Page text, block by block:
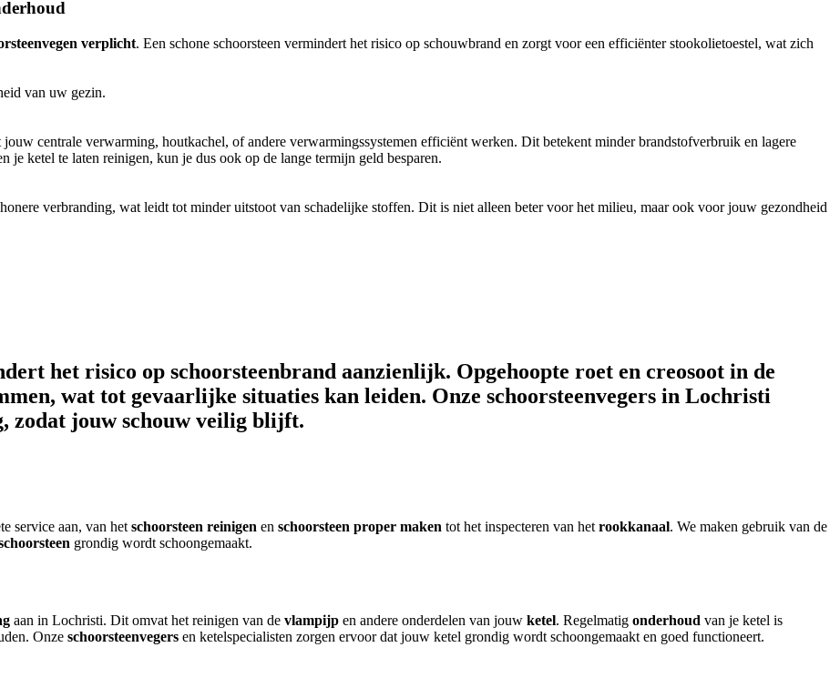
verplicht. Een schone schoorsteen vermindert het risico op schouwbrand en zorgt voor een efficiënter stookolietoestel, wat zich
van uw gezin.
centrale verwarming, houtkachel, of andere verwarmingssystemen efficiënt werken. Dit betekent minder brandstofverbruik en lagere
je ketel te laten reinigen, kun je dus ook op de lange termijn geld besparen.
verbranding, wat leidt tot minder uitstoot van schadelijke stoffen. Dit is niet alleen beter voor het milieu, maar ook voor jouw gezondheid
het risico op schoorsteenbrand aanzienlijk. Opgehoopte roet en creosoot in de
wat tot gevaarlijke situaties kan leiden. Onze schoorsteenvegers in Lochristi
zodat jouw schouw veilig blijft.
service aan, van het schoorsteen reinigen en schoorsteen proper maken tot het inspecteren van het rookkanaal. We maken gebruik van de
grondig wordt schoongemaakt.
aan in Lochristi. Dit omvat het reinigen van de vlampijp en andere onderdelen van jouw ketel. Regelmatig onderhoud van je ketel is
Onze schoorsteenvegers en ketelspecialisten zorgen ervoor dat jouw ketel grondig wordt schoongemaakt en goed functioneert.